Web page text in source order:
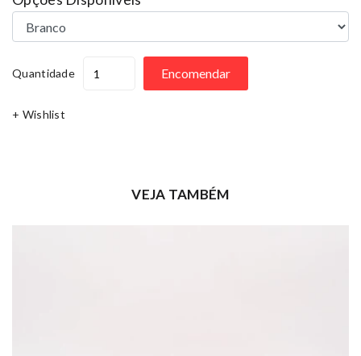
Quantidade Encomendar
+ Wishlist
VEJA TAMBÉM